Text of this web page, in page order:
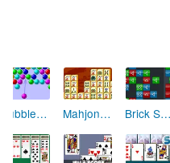
Butterfly Kyodai Coffee Break Solitaire Coffee Mahjong